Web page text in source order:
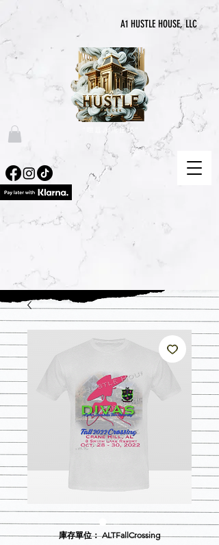
A1 HUSTLE HOUSE, LLC
“喧囂永無止境”
庫存單位： ALTFallCrossing